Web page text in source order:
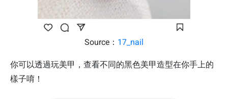
Source： 17_nail
你可以透過玩美甲，查看不同的黑色美甲造型在你手上的
樣子唷！